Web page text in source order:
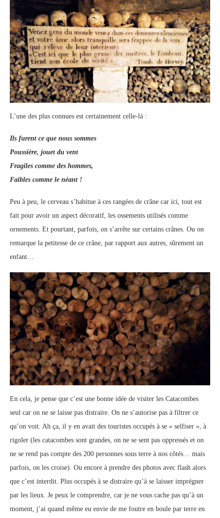
L’une des plus connues est certainement celle-là :
Ils furent ce que nous sommes
Poussière, jouet du vent
Fragiles comme des hommes,
Faibles comme le néant !
Peu à peu, le cerveau s’habitue à ces rangées de crâne car ici, tout est
fait pour avoir un aspect décoratif, les ossements utilisés comme
ornements. Et pourtant, parfois, on s’arrête sur certains crânes. Ou on
remarque la petitesse de ce crâne, par rapport aux autres, sûrement un
enfant…
En cela, je pense que c’est une bonne idée de visiter les Catacombes
seul car on ne se laisse pas distraire. On ne s’autorise pas à filtrer ce
qu’on voit. Ah ça, il y en avait des touristes occupés à se « selfiser », à
rigoler (les catacombes sont grandes, on ne se sent pas oppressés et on
ne se rend pas compte des 200 personnes sous terre à nos côtés… mais
parfois, on les croise). Ou encore à prendre des photos avec flash alors
que c’est interdit. Plus occupés à se distraire qu’à se laisser imprégner
par les lieux. Je peux le comprendre, car je ne vous cache pas qu’à un
moment, j’ai quand même eu envie de me foutre en boule par terre en